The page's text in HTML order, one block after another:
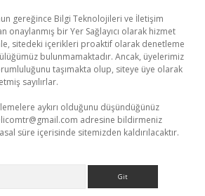
gereğince Bilgi Teknolojileri ve İletişim
onaylanmış bir Yer Sağlayıcı olarak hizmet
sitedeki içerikleri proaktif olarak denetleme
bulunmamaktadır. Ancak, üyelerimiz
taşımakta olup, siteye üye olarak
sayılırlar.
aykırı olduğunu düşündüğünüz
adresine bildirmeniz
süre içerisinde sitemizden kaldırılacaktır.